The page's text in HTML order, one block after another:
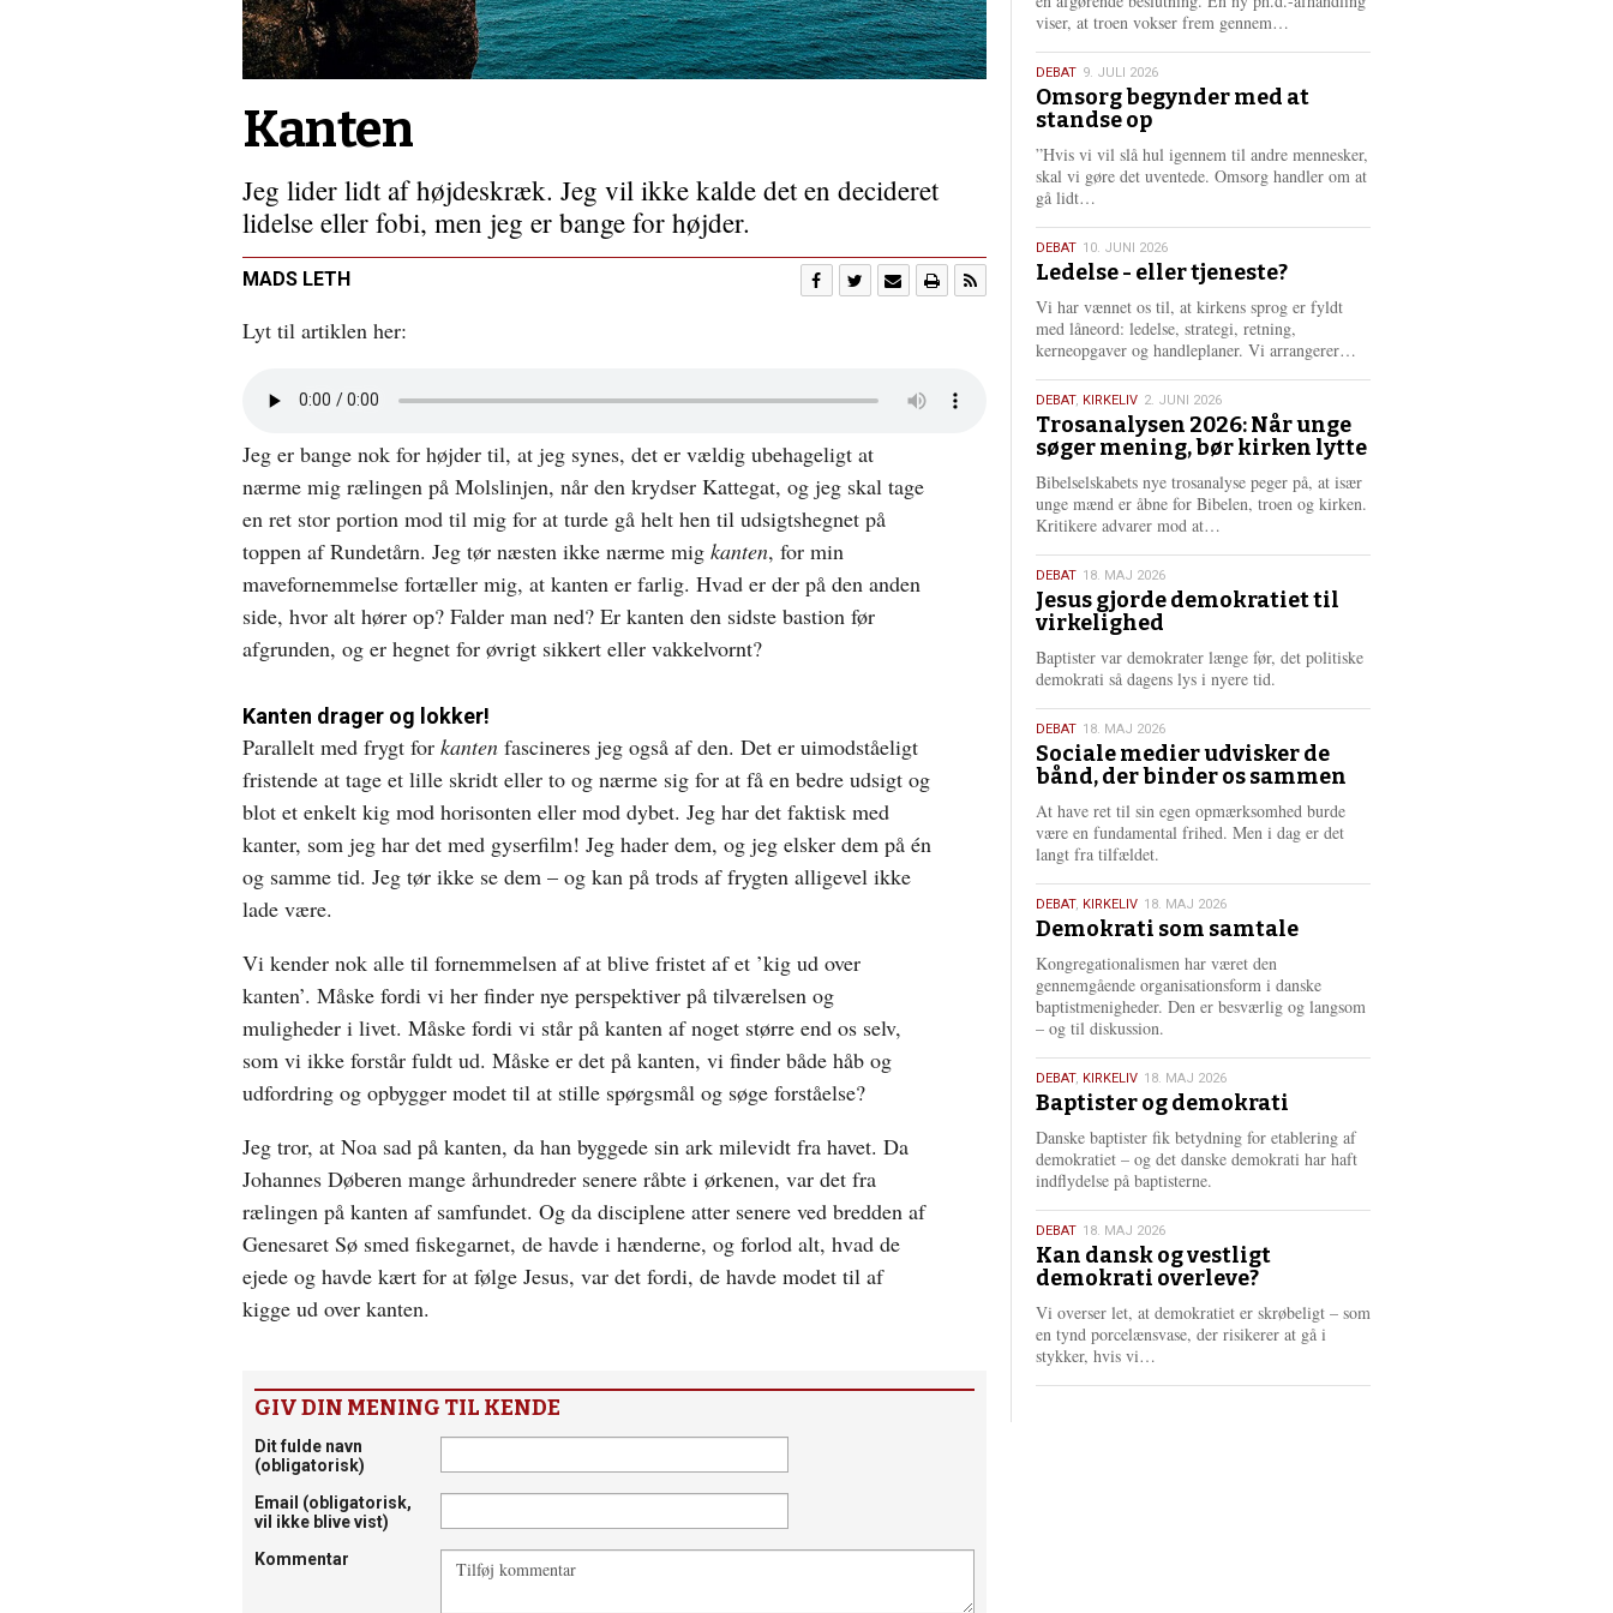
Kanten
Jeg lider lidt af højdeskræk. Jeg vil ikke kalde det en decideret
lidelse eller fobi, men jeg er bange for højder.
MADS LETH
Lyt til artiklen her:
nyt
vindue
Jeg er bange nok for højder til, at jeg synes, det er vældig ubehageligt at
nærme mig rælingen på Molslinjen, når den krydser Kattegat, og jeg skal tage
en ret stor portion mod til mig for at turde gå helt hen til udsigtshegnet på
toppen af Rundetårn. Jeg tør næsten ikke nærme mig kanten, for min
mavefornemmelse fortæller mig, at kanten er farlig. Hvad er der på den anden
side, hvor alt hører op? Falder man ned? Er kanten den sidste bastion før
afgrunden, og er hegnet for øvrigt sikkert eller vakkelvornt?
Kanten drager og lokker!
Parallelt med frygt for kanten fascineres jeg også af den. Det er uimodståeligt
fristende at tage et lille skridt eller to og nærme sig for at få en bedre udsigt og
blot et enkelt kig mod horisonten eller mod dybet. Jeg har det faktisk med
kanter, som jeg har det med gyserfilm! Jeg hader dem, og jeg elsker dem på én
og samme tid. Jeg tør ikke se dem – og kan på trods af frygten alligevel ikke
lade være.
Vi kender nok alle til fornemmelsen af at blive fristet af et ’kig ud over
kanten’. Måske fordi vi her finder nye perspektiver på tilværelsen og
muligheder i livet. Måske fordi vi står på kanten af noget større end os selv,
som vi ikke forstår fuldt ud. Måske er det på kanten, vi finder både håb og
udfordring og opbygger modet til at stille spørgsmål og søge forståelse?
Jeg tror, at Noa sad på kanten, da han byggede sin ark milevidt fra havet. Da
Johannes Døberen mange århundreder senere råbte i ørkenen, var det fra
rælingen på kanten af samfundet. Og da disciplene atter senere ved bredden af
Genesaret Sø smed fiskegarnet, de havde i hænderne, og forlod alt, hvad de
ejede og havde kært for at følge Jesus, var det fordi, de havde modet til af
kigge ud over kanten.
GIV DIN MENING TIL KENDE
Dit fulde navn
(obligatorisk)
Email (obligatorisk,
vil ikke blive vist)
Kommentar
viser, at troen vokser frem gennem…
e
e
9.
juli
2026
DEBAT 9. JULI 2026
Omsorg begynder med at
standse op
”Hvis vi vil slå hul igennem til andre mennesker,
skal vi gøre det uventede. Omsorg handler om at
gå lidt…
s
e
r
e
10.
juni
2026
DEBAT 10. JUNI 2026
Ledelse - eller tjeneste?
Vi har vænnet os til, at kirkens sprog er fyldt
med låneord: ledelse, strategi, retning,
kerneopgaver og handleplaner. Vi arrangerer…
r
e
2.
juni
2026
DEBAT, KIRKELIV 2. JUNI 2026
Trosanalysen 2026: Når unge
søger mening, bør kirken lytte
Bibelselskabets nye trosanalyse peger på, at især
unge mænd er åbne for Bibelen, troen og kirken.
Kritikere advarer mod at…
e
e
18.
maj
2026
DEBAT 18. MAJ 2026
Jesus gjorde demokratiet til
virkelighed
Baptister var demokrater længe før, det politiske
demokrati så dagens lys i nyere tid.
18.
maj
2026
DEBAT 18. MAJ 2026
Sociale medier udvisker de
bånd, der binder os sammen
At have ret til sin egen opmærksomhed burde
være en fundamental frihed. Men i dag er det
langt fra tilfældet.
18.
maj
2026
DEBAT, KIRKELIV 18. MAJ 2026
Demokrati som samtale
Kongregationalismen har været den
gennemgående organisationsform i danske
baptistmenigheder. Den er besværlig og langsom
– og til diskussion.
18.
maj
2026
DEBAT, KIRKELIV 18. MAJ 2026
Baptister og demokrati
Danske baptister fik betydning for etablering af
demokratiet – og det danske demokrati har haft
indflydelse på baptisterne.
18.
maj
2026
DEBAT 18. MAJ 2026
Kan dansk og vestligt
demokrati overleve?
Vi overser let, at demokratiet er skrøbeligt – som
en tynd porcelænsvase, der risikerer at gå i
stykker, hvis vi…